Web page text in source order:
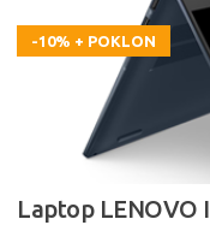
-100 € + POKLON
Laptop LENOVO